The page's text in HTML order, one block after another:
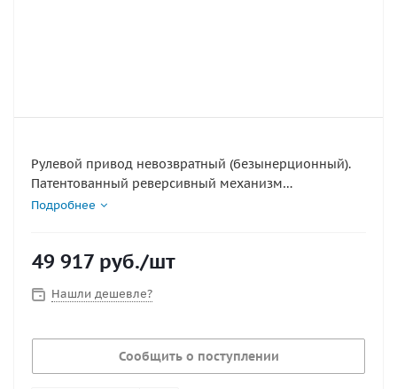
Рулевой привод невозвратный (безынерционный).
Патентованный реверсивный механизм
предотвращает возникновение возвратного
Центральное расположение вала делает этот привод
Используется совместно с регулятором наклонным
Технические характеристики аналогичны рулевому
приводу T73NRFC.
Применяется в комплекте с рулевым тросом m66 .
Подробнее
49 917 руб./шт
Нашли дешевле?
Сообщить о поступлении